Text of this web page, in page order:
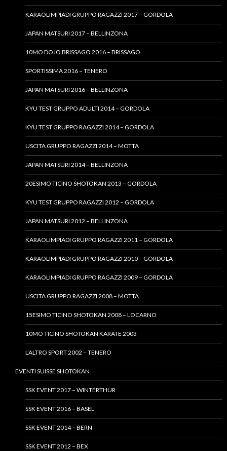
KARAOLIMPIADI GRUPPO RAGAZZI 2017 – GORDOLA
JAPAN MATSURI 2017 – BELLINZONA
10MO DOJO BRISSAGO 2016 – BRISSAGO
SPORTISSIMA 2016 – TENERO
JAPAN MATSURI 2016 – BELLINZONA
KYU TEST GRUPPO ADULTI 2014 – GORDOLA
KYU TEST GRUPPO RAGAZZI 2014 – GORDOLA
USCITA GRUPPO RAGAZZI 2014 – MOTTA
JAPAN MATSURI 2014 – BELLINZONA
20ESIMO TICINO SHOTOKAN 2013 – GORDOLA
KYU TEST GRUPPO RAGAZZI 2012 – GORDOLA
JAPAN MATSURI 2012 – BELLINZONA
KARAOLIMPIADI GRUPPO RAGAZZI 2011 – GORDOLA
KARAOLIMPIADI GRUPPO RAGAZZI 2010 – GORDOLA
KARAOLIMPIADI GRUPPO RAGAZZI 2009 – GORDOLA
USCITA GRUPPO RAGAZZI 2008 – MOTTA
15ESIMO TICINO SHOTOKAN 2008 – LOCARNO
10MO TICINO SHOTOKAN KARATE 2003
L’ALTRO SPORT 2002 – TENERO
EVENTI SUISSE SHOTOKAN
SSK EVENT 2017 – WINTERTHUR
SSK EVENT 2016 – BASEL
SSK EVENT 2014 – BERN
SSK EVENT 2012 – BEX